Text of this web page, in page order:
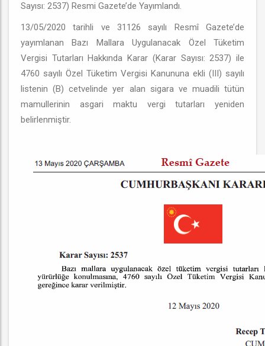
Sayısı: 2537) Resmi Gazete’de Yayımlandı.
13/05/2020 tarihli ve 31126 sayılı Resmî Gazete’de
yayımlanan Bazı Mallara Uygulanacak Özel Tüketim
Vergisi Tutarları Hakkında Karar (Karar Sayısı: 2537) ile
4760 sayılı Özel Tüketim Vergisi Kanununa ekli (III) sayılı
listenin (B) cetvelinde yer alan sigara ve muadili tütün
mamullerinin asgari maktu vergi tutarları yeniden
belirlenmiştir.